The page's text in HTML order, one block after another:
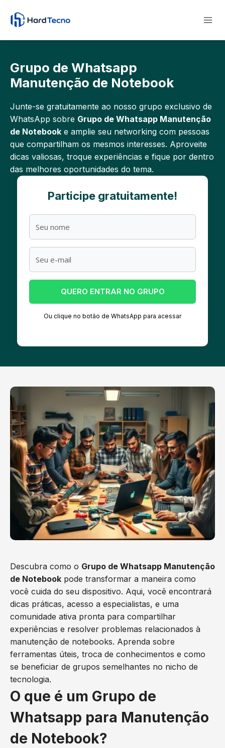
para
Conteúdo
Grupo de Whatsapp
Manutenção de Notebook
Junte-se gratuitamente ao nosso grupo exclusivo de
WhatsApp sobre Grupo de Whatsapp Manutenção
de Notebook e amplie seu networking com pessoas
que compartilham os mesmos interesses. Aproveite
dicas valiosas, troque experiências e fique por dentro
das melhores oportunidades do tema.
Participe gratuitamente!
QUERO ENTRAR NO GRUPO
Ou clique no botão de WhatsApp para acessar
Descubra como o Grupo de Whatsapp Manutenção
de Notebook pode transformar a maneira como
você cuida do seu dispositivo. Aqui, você encontrará
dicas práticas, acesso a especialistas, e uma
comunidade ativa pronta para compartilhar
experiências e resolver problemas relacionados à
manutenção de notebooks. Aprenda sobre
ferramentas úteis, troca de conhecimentos e como
se beneficiar de grupos semelhantes no nicho de
tecnologia.
O que é um Grupo de
Whatsapp para Manutenção
de Notebook?